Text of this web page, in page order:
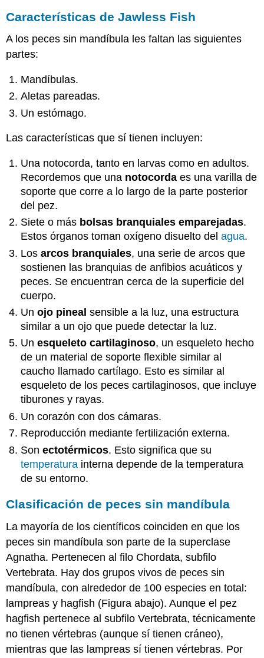
Características de Jawless Fish
A los peces sin mandíbula les faltan las siguientes
partes:
Mandíbulas.
Aletas pareadas.
Un estómago.
Las características que sí tienen incluyen:
Una notocorda, tanto en larvas como en adultos.
Recordemos que una notocorda es una varilla de
soporte que corre a lo largo de la parte posterior
del pez.
Siete o más bolsas branquiales emparejadas.
Estos órganos toman oxígeno disuelto delagua.
Losarcos branquiales, una serie de arcos que
sostienen las branquias de anfibios acuáticos y
peces. Se encuentran cerca de la superficie del
cuerpo.
Unojo pineal sensible a la luz, una estructura
similar a un ojo que puede detectar la luz.
Unesqueleto cartilaginoso, un esqueleto hecho
de un material de soporte flexible similar al
caucho llamado cartílago. Esto es similar al
esqueleto de los peces cartilaginosos, que incluye
tiburones y rayas.
Un corazón con dos cámaras.
Reproducción mediante fertilización externa.
Sonectotérmicos. Esto significa que su
temperatura interna depende de la temperatura
de su entorno.
Clasificación de peces sin mandíbula
La mayoría de los científicos coinciden en que los
peces sin mandíbula son parte de la superclase
Agnatha. Pertenecen al filo Chordata, subfilo
Vertebrata. Hay dos grupos vivos de peces sin
mandíbula, con alrededor de 100 especies en total:
lampreas y hagfish (Figura abajo). Aunque el pez
hagfish pertenece al subfilo Vertebrata, técnicamente
no tienen vértebras (aunque sí tienen cráneo),
mientras que las lampreas sí tienen vértebras. Por